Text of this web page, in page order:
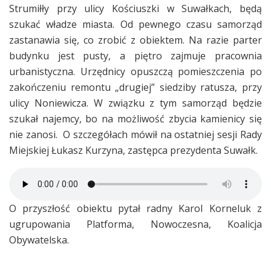
Strumiłły przy ulicy Kościuszki w Suwałkach, będą
szukać władze miasta. Od pewnego czasu samorząd
zastanawia się, co zrobić z obiektem. Na razie parter
budynku jest pusty, a piętro zajmuje pracownia
urbanistyczna. Urzędnicy opuszczą pomieszczenia po
zakończeniu remontu „drugiej” siedziby ratusza, przy
ulicy Noniewicza. W związku z tym samorząd będzie
szukał najemcy, bo na możliwość zbycia kamienicy się
nie zanosi. O szczegółach mówił na ostatniej sesji Rady
Miejskiej Łukasz Kurzyna, zastępca prezydenta Suwałk.
O przyszłość obiektu pytał radny Karol Korneluk z
ugrupowania Platforma, Nowoczesna, Koalicja
Obywatelska.